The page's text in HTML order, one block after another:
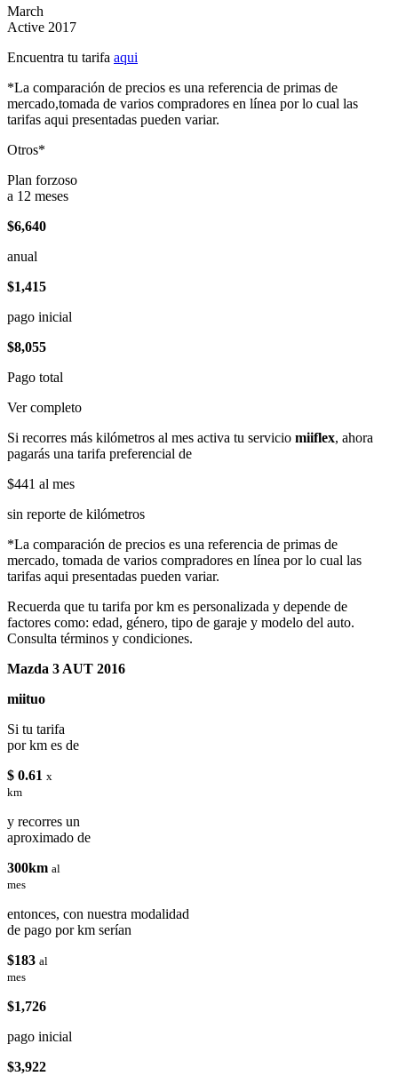
March
Active 2017
Encuentra tu tarifa aqui
*La comparación de precios es una referencia de primas de
mercado,tomada de varios compradores en línea por lo cual las
tarifas aqui presentadas pueden variar.
Otros*
Plan forzoso
a 12 meses
$6,640
anual
$1,415
pago inicial
$8,055
Pago total
Ver completo
Si recorres más kilómetros al mes activa tu servicio miiflex, ahora
pagarás una tarifa preferencial de
$441 al mes
sin reporte de kilómetros
*La comparación de precios es una referencia de primas de
mercado, tomada de varios compradores en línea por lo cual las
tarifas aqui presentadas pueden variar.
Recuerda que tu tarifa por km es personalizada y depende de
factores como: edad, género, tipo de garaje y modelo del auto.
Consulta términos y condiciones.
Mazda 3 AUT 2016
miituo
Si tu tarifa
por km es de
$ 0.61 x
km
y recorres un
aproximado de
300km al
mes
entonces, con nuestra modalidad
de pago por km serían
$183 al
mes
$1,726
pago inicial
$3,922